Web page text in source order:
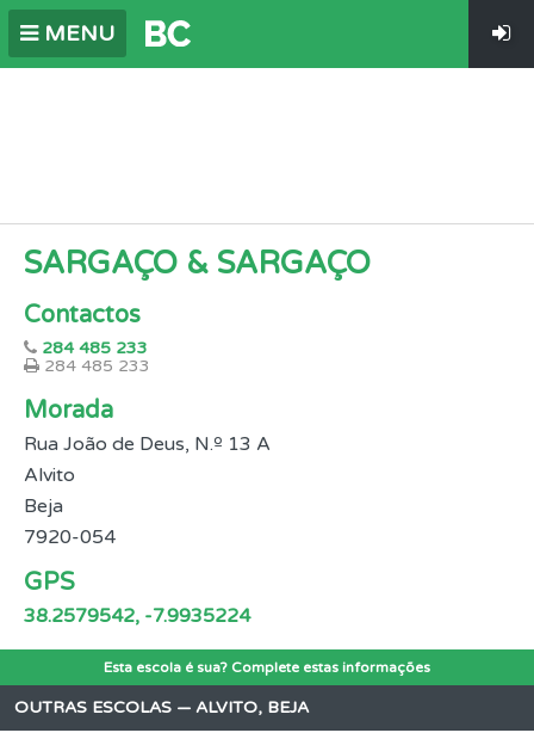
MENU
SARGAÇO & SARGAÇO
Contactos
284 485 233
284 485 233
Morada
Rua João de Deus, N.º 13 A
Alvito
Beja
7920-054
GPS
38.2579542, -7.9935224
Esta escola é sua? Complete estas informações
OUTRAS ESCOLAS — ALVITO, BEJA